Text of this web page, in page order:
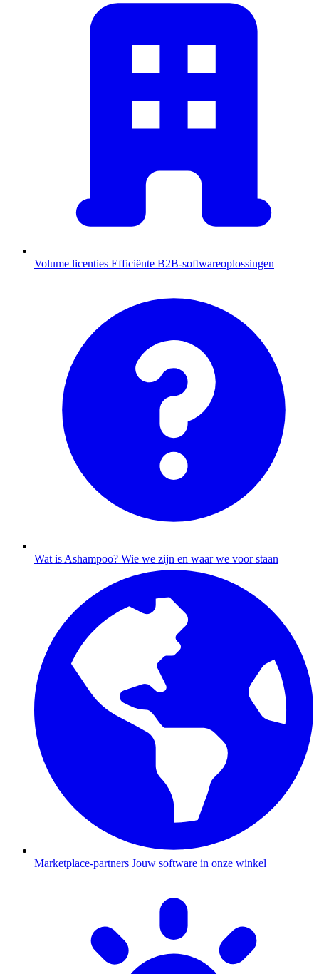
Volume licenties Efficiënte B2B-softwareoplossingen
Wat is Ashampoo? Wie we zijn en waar we voor staan
Marketplace-partners Jouw software in onze winkel